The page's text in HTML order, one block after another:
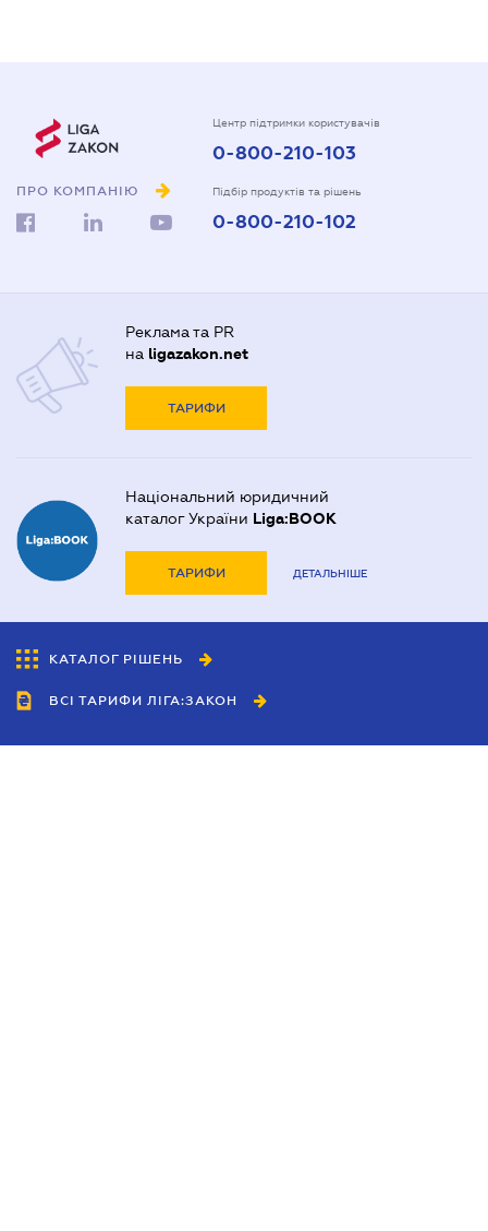
ПРО КОМПАНІЮ
Центр підтримки користувачів
0-800-210-103
Підбір продуктів та рішень
0-800-210-102
Реклама та PR
на ligazakon.net
ТАРИФИ
Національний юридичний
каталог України Liga:BOOK
ТАРИФИ ДЕТАЛЬНІШЕ
КАТАЛОГ РІШЕНЬ
ВСІ ТАРИФИ ЛІГА:ЗАКОН